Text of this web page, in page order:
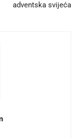
adventska svijeća